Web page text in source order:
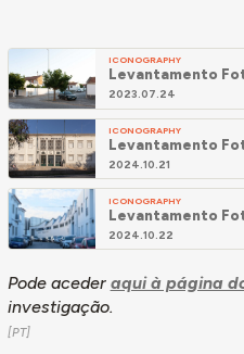
ICONOGRAPHY
Levantamento
2023.07.24
ICONOGRAPHY
Levantamento
2024.10.21
ICONOGRAPHY
Levantamento
2024.10.22
Pode aceder aqui à página
investigação.